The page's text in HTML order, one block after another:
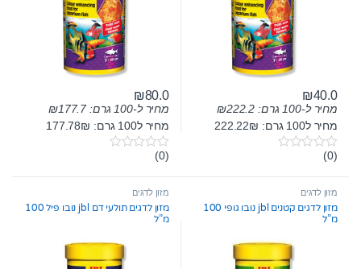
₪40.0
מחיר ל-100 גרם: ₪222.2
מחיר ל100 גרם: 222.22₪
0
t
o
f
5
(0)
₪80.0
מחיר ל-100 גרם: ₪177.7
מחיר ל100 גרם: 177.78₪
0
t
o
f
5
(0)
מזון לדגים
מזון לדגים קטנים jbl נובו גופי 100
מ”ל
מזון לדגים
מזון לדגים תולעי דם jbl נובו פיל 100
מ”ל